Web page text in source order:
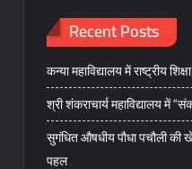
Recent Posts
कन्या महाविद्यालय में राष्ट्रीय
श्री शंकराचार्य महाविद्यालय में
सुगंधित औषधीय पौधा पचौली की
पहल